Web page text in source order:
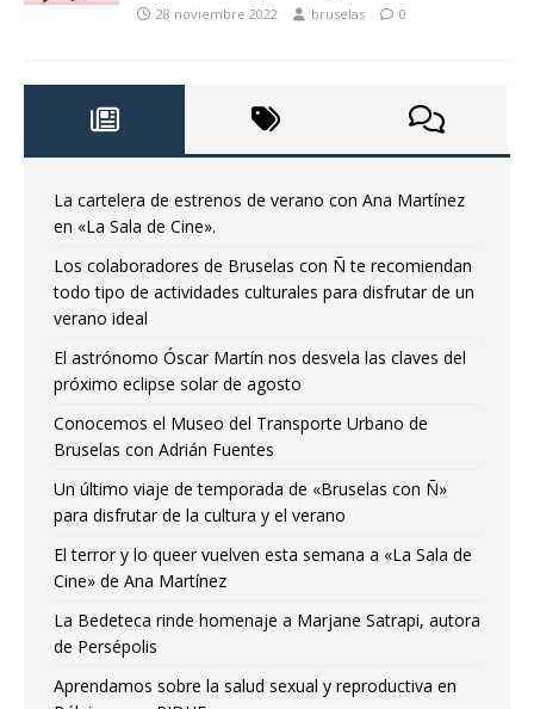
28 noviembre 2022 bruselas 0
La cartelera de estrenos de verano con Ana Martínez
en «La Sala de Cine».
Los colaboradores de Bruselas con Ñ te recomiendan
todo tipo de actividades culturales para disfrutar de un
verano ideal
El astrónomo Óscar Martín nos desvela las claves del
próximo eclipse solar de agosto
Conocemos el Museo del Transporte Urbano de
Bruselas con Adrián Fuentes
Un último viaje de temporada de «Bruselas con Ñ»
para disfrutar de la cultura y el verano
El terror y lo queer vuelven esta semana a «La Sala de
Cine» de Ana Martínez
La Bedeteca rinde homenaje a Marjane Satrapi, autora
de Persépolis
Aprendamos sobre la salud sexual y reproductiva en